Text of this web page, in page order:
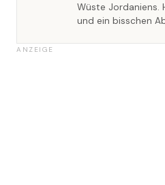
Wüste Jordaniens.
und ein bisschen
ANZEIGE